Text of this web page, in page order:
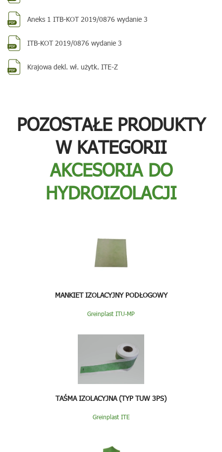
Aneks 1 ITB-KOT 2019/0876 wydanie 3
ITB-KOT 2019/0876 wydanie 3
Krajowa dekl. wł. użytk. ITE-Z
POZOSTAŁE PRODUKTY
W KATEGORII
AKCESORIA DO
HYDROIZOLACJI
MANKIET IZOLACYJNY PODŁOGOWY
Greinplast ITU-MP
TAŚMA IZOLACYJNA (TYP TUW 3PS)
Greinplast ITE